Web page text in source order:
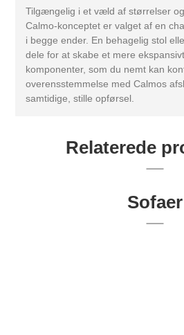
Tilgængelig i et væld af størrelser
Calmo-konceptet er valget af en
i begge ender. En behagelig stol
dele for at skabe et mere
komponenter, som du nemt kan
overensstemmelse med Calmos
samtidige, stille opførsel.
Relaterede
Sofaer